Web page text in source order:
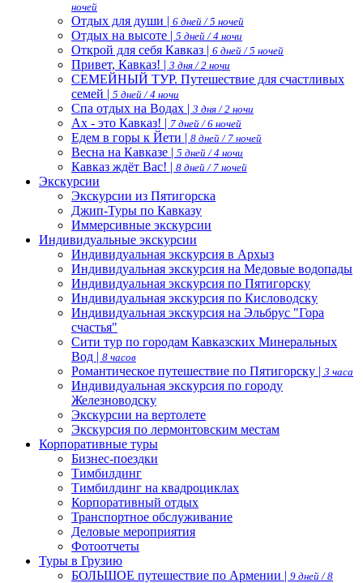
ночей
Отдых для души | 6 дней / 5 ночей
Отдых на высоте | 5 дней / 4 ночи
Открой для себя Кавказ | 6 дней / 5 ночей
Привет, Кавказ! | 3 дня / 2 ночи
СЕМЕЙНЫЙ ТУР. Путешествие для счастливых
семей | 5 дней / 4 ночи
Спа отдых на Водах | 3 дня / 2 ночи
Ах - это Кавказ! | 7 дней / 6 ночей
Едем в горы к Йети | 8 дней / 7 ночей
Весна на Кавказе | 5 дней / 4 ночи
Кавказ ждёт Вас! | 8 дней / 7 ночей
Экскурсии
Экскурсии из Пятигорска
Джип-Туры по Кавказу
Иммерсивные экскурсии
Индивидуальные экскурсии
Индивидуальная экскурсия в Архыз
Индивидуальная экскурсия на Медовые водопады
Индивидуальная экскурсия по Пятигорску
Индивидуальная экскурсия по Кисловодску
Индивидуальная экскурсия на Эльбрус "Гора
счастья"
Сити тур по городам Кавказских Минеральных
Вод | 8 часов
Романтическое путешествие по Пятигорску | 3 часа
Индивидуальная экскурсия по городу
Железноводску
Экскурсии на вертолете
Экскурсия по лермонтовским местам
Корпоративные туры
Бизнес-поездки
Тимбилдинг
Тимбилдинг на квадроциклах
Корпоративный отдых
Транспортное обслуживание
Деловые мероприятия
Фотоотчеты
Туры в Грузию
БОЛЬШОЕ путешествие по Армении | 9 дней / 8